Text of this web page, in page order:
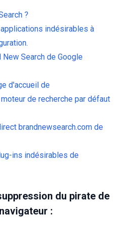
?
indésirables à
New Search de Google
d'accueil de
de recherche par défaut
brandnewsearch.com de
ins indésirables de
du pirate de
: